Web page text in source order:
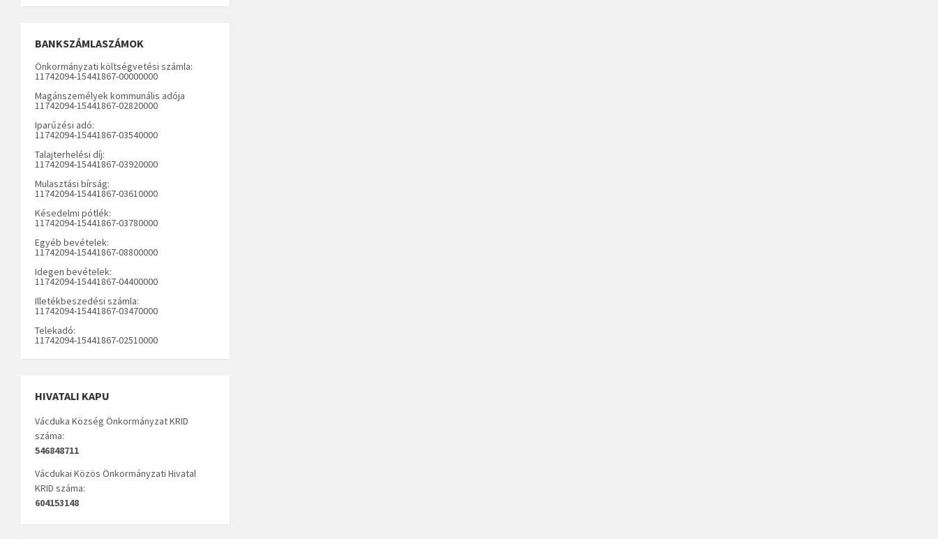
BANKSZÁMLASZÁMOK
Önkormányzati költségvetési számla:
11742094-15441867-00000000
Magánszemélyek kommunális adója
11742094-15441867-02820000
Iparűzési adó:
11742094-15441867-03540000
Talajterhelési díj:
11742094-15441867-03920000
Mulasztási bírság:
11742094-15441867-03610000
Késedelmi pótlék:
11742094-15441867-03780000
Egyéb bevételek:
11742094-15441867-08800000
Idegen bevételek:
11742094-15441867-04400000
Illetékbeszedési számla:
11742094-15441867-03470000
Telekadó:
11742094-15441867-02510000
HIVATALI KAPU
Vácduka Község Önkormányzat KRID
száma:
546848711
Vácdukai Közös Önkormányzati Hivatal
KRID száma:
604153148